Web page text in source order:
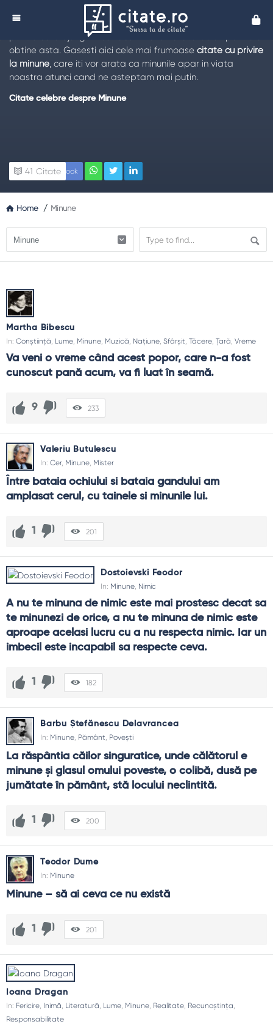
Citate despre Minune
Vrem sa avem parte de o minune in viata noastra, motiv
pentru care ajungem sa facem nenumarate lucruri pentru a
obtine asta. Gasesti aici cele mai frumoase citate cu privire
la minune, care iti vor arata ca minunile apar in viata
noastra atunci cand ne asteptam mai putin.
Citate celebre despre Minune
Facebook
41 Citate
Home / Minune
Martha Bibescu
In: Conștiință, Lume, Minune, Muzică, Națiune, Sfârșit, Tăcere, Țară, Vreme
Va veni o vreme când acest popor, care n-a fost
cunoscut pană acum, va fi luat în seamă.
9 233
Valeriu Butulescu
In: Cer, Minune, Mister
Între bataia ochiului si bataia gandului am
amplasat cerul, cu tainele si minunile lui.
1 201
Dostoievski Feodor
In: Minune, Nimic
A nu te minuna de nimic este mai prostesc decat sa
te minunezi de orice, a nu te minuna de nimic este
aproape acelasi lucru cu a nu respecta nimic. Iar un
imbecil este incapabil sa respecte ceva.
1 182
Barbu Ștefănescu Delavrancea
In: Minune, Pământ, Povești
La răspântia căilor singuratice, unde călătorul e
minune şi glasul omului poveste, o colibă, dusă pe
jumătate în pământ, stă locului neclintită.
1 200
Teodor Dume
In: Minune
Minune – să ai ceva ce nu există
1 201
Ioana Dragan
In: Fericire Inimă Literatură Lume Minune Realitate Recunoștința
Responsabilitate